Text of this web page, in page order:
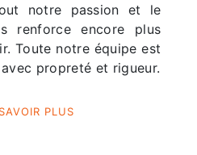
notre passion et le
renforce encore plus
Toute notre équipe est
propreté et rigueur.
PLUS